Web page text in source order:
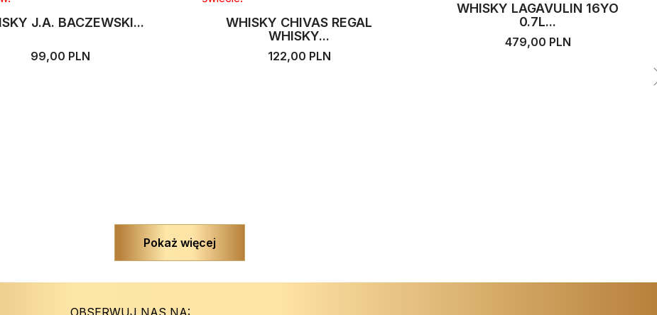
J.A. BACZEWSKI...
99,00 PLN
WHISKY CHIVAS REGAL
WHISKY...
122,00 PLN
WHISKY LAGAVULIN 16YO
0.7L...
479,00 PLN
Pokaż więcej
OBSERWUJ NAS NA: